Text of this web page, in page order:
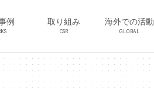
例 取り組み
CSR
海外での活動
GLOBAL